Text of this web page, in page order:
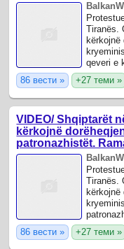
Tiranës.
kërkojnë
qeveri e
86 вести » +27 теми »
VIDEO/ Shqiptarët
kërkojnë
patronazhistët.
Tiranës.
kërkojnë
86 вести » +27 теми »